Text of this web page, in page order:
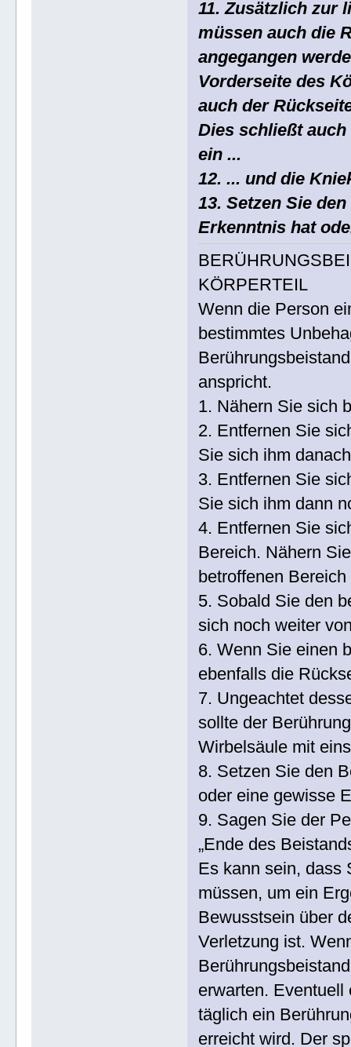
11. Zusätzlich zur
müssen auch die
angegangen
Vorderseite des
auch der
Dies schließt
ein ...
12. ... und die
13. Setzen Sie
Erkenntnis hat
KÖRPERTEIL
Wenn die Person
bestimmtes
anspricht.
1. Nähern Sie sich
2. Entfernen Sie
Sie sich ihm
3. Entfernen Sie
Sie sich ihm dann
4. Entfernen Sie
Bereich. Nähern
betroffenen
5. Sobald Sie den
sich noch weiter
6. Wenn Sie einen
ebenfalls die
7. Ungeachtet
sollte der
Wirbelsäule mit
8. Setzen Sie den
oder eine gewisse
9. Sagen Sie der
„Ende des
Es kann sein, dass
müssen, um ein
Bewusstsein über
Verletzung ist.
erwarten. Eventuell
täglich ein
erreicht wird. Der